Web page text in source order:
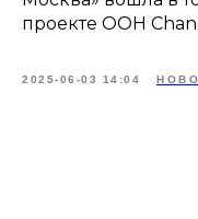
проекте ООН
2025-06-03 14:04